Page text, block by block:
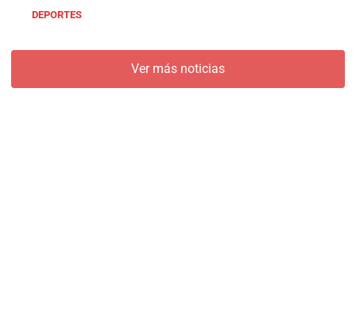
DEPORTES
Ver más noticias